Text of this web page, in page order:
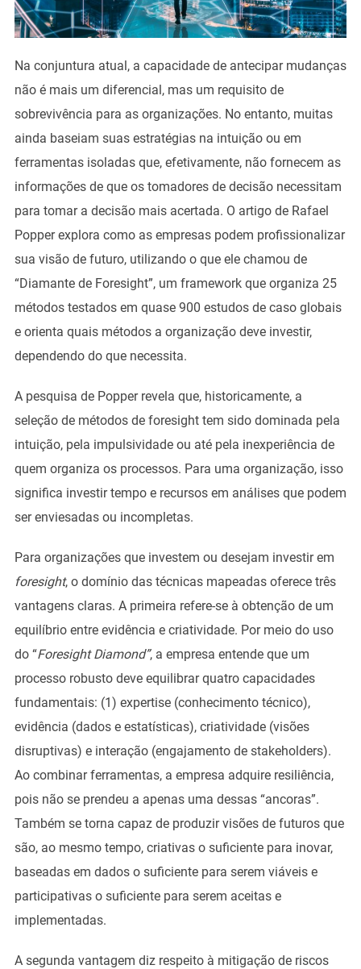
Na conjuntura atual, a capacidade de antecipar mudanças
não é mais um diferencial, mas um requisito de
sobrevivência para as organizações. No entanto, muitas
ainda baseiam suas estratégias na intuição ou em
ferramentas isoladas que, efetivamente, não fornecem as
informações de que os tomadores de decisão necessitam
para tomar a decisão mais acertada. O artigo de Rafael
Popper explora como as empresas podem profissionalizar
sua visão de futuro, utilizando o que ele chamou de
“Diamante de Foresight”, um framework que organiza 25
métodos testados em quase 900 estudos de caso globais
e orienta quais métodos a organização deve investir,
dependendo do que necessita.
A pesquisa de Popper revela que, historicamente, a
seleção de métodos de foresight tem sido dominada pela
intuição, pela impulsividade ou até pela inexperiência de
quem organiza os processos. Para uma organização, isso
significa investir tempo e recursos em análises que podem
ser enviesadas ou incompletas.
Para organizações que investem ou desejam investir em
foresight, o domínio das técnicas mapeadas oferece três
vantagens claras. A primeira refere-se à obtenção de um
equilíbrio entre evidência e criatividade. Por meio do uso
do “Foresight Diamond”, a empresa entende que um
processo robusto deve equilibrar quatro capacidades
fundamentais: (1) expertise (conhecimento técnico),
evidência (dados e estatísticas), criatividade (visões
disruptivas) e interação (engajamento de stakeholders).
Ao combinar ferramentas, a empresa adquire resiliência,
pois não se prendeu a apenas uma dessas “ancoras”.
Também se torna capaz de produzir visões de futuros que
são, ao mesmo tempo, criativas o suficiente para inovar,
baseadas em dados o suficiente para serem viáveis e
participativas o suficiente para serem aceitas e
implementadas.
A segunda vantagem diz respeito à mitigação de riscos